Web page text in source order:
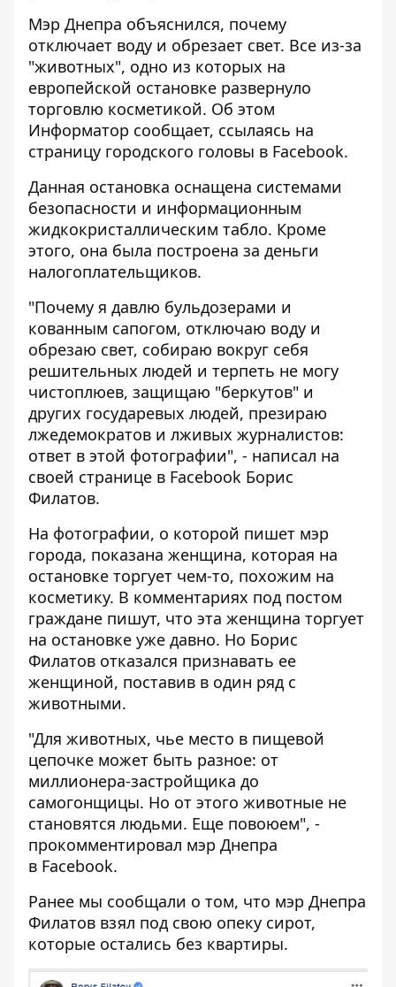
Мэр Днепра объяснился, почему
отключает воду и обрезает свет. Все из-за
"животных", одно из которых на
европейской остановке развернуло
торговлю косметикой. Об этом
Информатор сообщает, ссылаясь на
страницу городского головы в Facebook.
Данная остановка оснащена системами
безопасности и информационным
жидкокристаллическим табло. Кроме
этого, она была построена за деньги
налогоплательщиков.
"Почему я давлю бульдозерами и
кованным сапогом, отключаю воду и
обрезаю свет, собираю вокруг себя
решительных людей и терпеть не могу
чистоплюев, защищаю "беркутов" и
других государевых людей, презираю
лжедемократов и лживых журналистов:
ответ в этой фотографии", - написал на
своей странице в Facebook Борис
Филатов.
На фотографии, о которой пишет мэр
города, показана женщина, которая на
остановке торгует чем-то, похожим на
косметику. В комментариях под постом
граждане пишут, что эта женщина торгует
на остановке уже давно. Но Борис
Филатов отказался признавать ее
женщиной, поставив в один ряд с
животными.
"Для животных, чье место в пищевой
цепочке может быть разное: от
миллионера-застройщика до
самогонщицы. Но от этого животные не
становятся людьми. Еще повоюем", -
прокомментировал мэр Днепра
в Facebook.
Ранее мы сообщали о том, что мэр Днепра
Филатов взял под свою опеку сирот,
которые остались без квартиры.